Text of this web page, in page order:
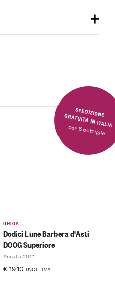
SPEDIZIONE GRATUITA IN ITALIA
per 6 bottiglie
GHIGA
Dodici Lune Barbera d'Asti
DOCG Superiore
Annata 2021
€19.10 INCL. IVA